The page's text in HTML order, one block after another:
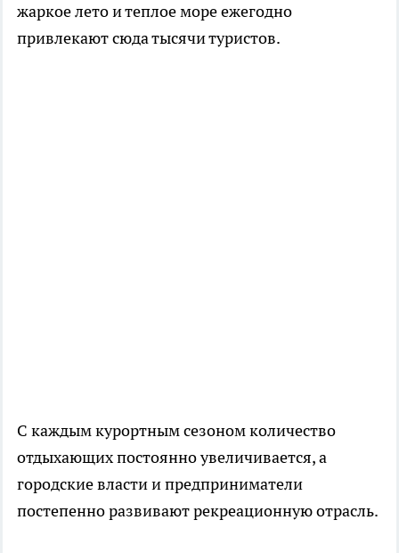
жаркое лето и теплое море ежегодно
привлекают сюда тысячи туристов.
С каждым курортным сезоном количество
отдыхающих постоянно увеличивается, а
городские власти и предприниматели
постепенно развивают рекреационную отрасль.